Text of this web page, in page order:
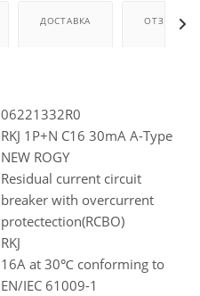
ДОСТАВКА ОТЗЫВЫ
06221332R0
RKJ 1P+N C16 30mA A-Type
NEW ROGY
Residual current circuit
breaker with overcurrent
protectection(RCBO)
RKJ
16A at 30℃ conforming to
EN/IEC 61009-1